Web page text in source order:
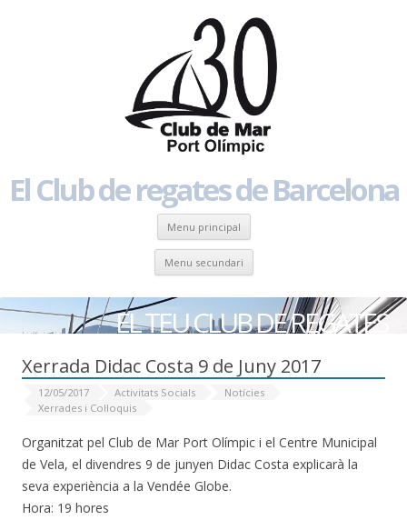
El Club de regates de Barcelona
Menu principal Skip to content
Menu secundari Skip to content
EL TEU CLUB DE REGATES
Xerrada Didac Costa 9 de Juny 2017
12/05/2017 Activitats Socials
Notícies
Xerrades i Col·loquis
Organitzat pel Club de Mar Port Olímpic i el Centre Municipal
de Vela, el divendres 9 de junyen Didac Costa explicarà la
seva experiència a la Vendée Globe.
Hora: 19 hores